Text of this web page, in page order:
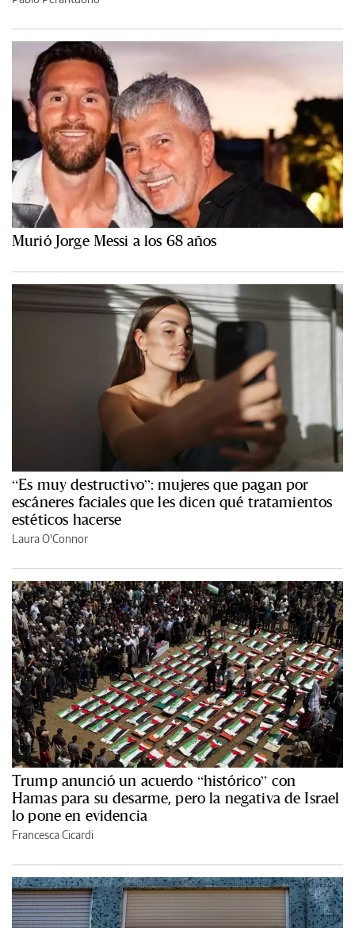
Murió Jorge Messi a los 68 años
“Es muy destructivo”: mujeres que pagan por
escáneres faciales que les dicen qué tratamientos
estéticos hacerse
Laura O'Connor
Trump anunció un acuerdo “histórico” con
Hamas para su desarme, pero la negativa de Israel
lo pone en evidencia
Francesca Cicardi